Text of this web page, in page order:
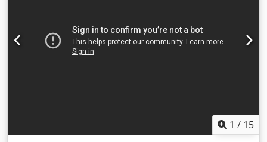
trasero [mm]: 750 Dcodpey Thmxofx Alwjk - Máx. carrera
[mm]: 200 - Sistema de bombeo: Ninguno - Portapunzones:
Estándar - Tipo de soporte de herramienta: European-style
empresas Entrega y recompra posibles en cualquier
1 / 15